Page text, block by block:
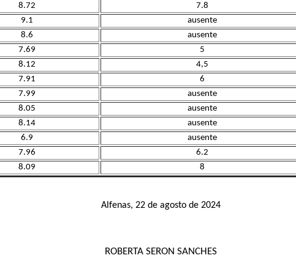
8.72
7.8
9.1
ausente
8.6
ausente
7.69
5
8.12
4,5
7.91
6
7.99
ausente
8.05
ausente
8.14
ausente
6.9
ausente
7.96
6.2
8.09 8
Alfenas, 22 de agosto de 2024
ROBERTA SERON SANCHES